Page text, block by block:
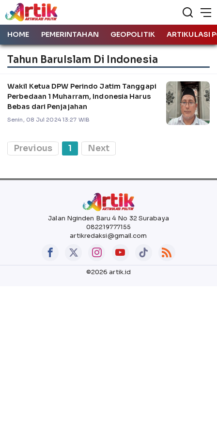
HOME PEMERINTAHAN GEOPOLITIK ARTIKULASI
Tahun BaruIslam Di Indonesia
Wakil Ketua DPW Perindo Jatim Tanggapi
Perbedaan 1 Muharram, Indonesia Harus
Bebas dari Penjajahan
Senin, 08 Jul 2024 13:27 WIB
Previous 1 Next
Jalan Nginden Baru 4 No 32 Surabaya
082219777155
artikredaksi@gmail.com
©2026 artik.id